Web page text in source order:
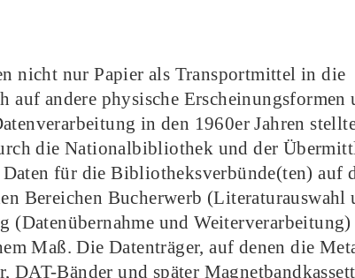
nicht nur Papier als Transportmittel in die
auf andere physische Erscheinungsformen
in den 1960er Jahren
die Nationalbibliothek und der
Daten für die Bibliotheksverbünde(ten) auf
Bereichen Bucherwerb (Literaturauswahl
(Datenübernahme und Weiterverarbeitung)
Maß. Die Datenträger, auf denen die
DAT-Bänder und später